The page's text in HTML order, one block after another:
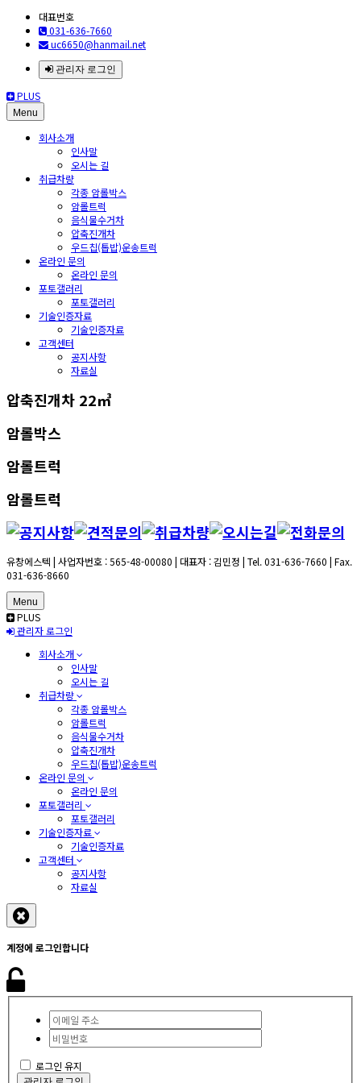
대표번호
031-636-7660
uc6650@hanmail.net
관리자 로그인
PLUS
Menu
회사소개
인사말
오시는 길
취급차량
각종 암롤박스
암롤트럭
음식물수거차
압축진개차
우드칩(톱밥)운송트럭
온라인 문의
온라인 문의
포토갤러리
포토갤러리
기술인증자료
기술인증자료
고객센터
공지사항
자료실
압축진개차 22㎥
암롤박스
암롤트럭
암롤트럭
유창에스텍 | 사업자번호 : 565-48-00080 | 대표자 : 김민정 | Tel. 031-636-7660 | Fax.
031-636-8660
Menu
PLUS
관리자 로그인
회사소개
인사말
오시는 길
취급차량
각종 암롤박스
암롤트럭
음식물수거차
압축진개차
우드칩(톱밥)운송트럭
온라인 문의
온라인 문의
포토갤러리
포토갤러리
기술인증자료
기술인증자료
고객센터
공지사항
자료실
계정에 로그인합니다
로그인 유지